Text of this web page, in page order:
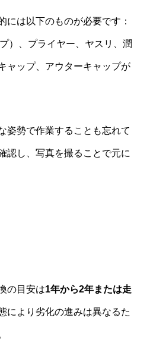
は以下のものが必要です：
）、プライヤー、ヤスリ、潤
ャップ、アウターキャップが
姿勢で作業することも忘れて
認し、写真を撮ることで元に
の目安は1年から2年または走
により劣化の進みは異なるた